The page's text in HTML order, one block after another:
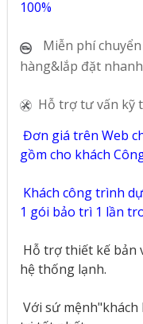
100%
Miễn phí
hàng&lắp đặt
Hỗ trợ tư vấn kỹ
Đơn giá trên Web
gồm cho khách
Khách công trình
1 gói bảo trì 1 lần
Hỗ trợ thiết kế bản
hệ thống lạnh.
Với sứ